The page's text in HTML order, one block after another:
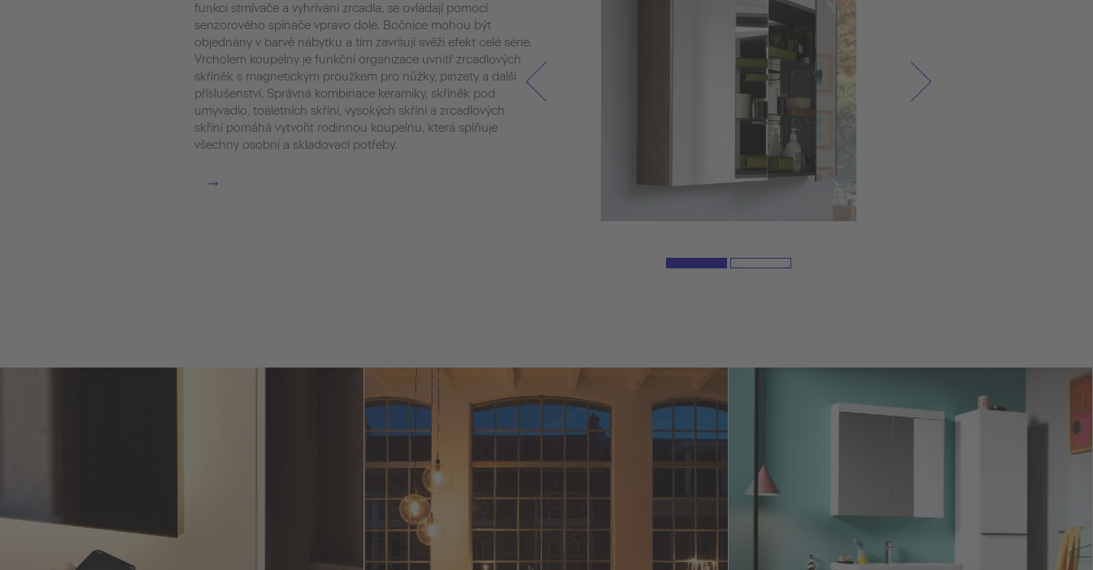
funkci stmívače a vyhrívání zrcadla, se ovládají pomocí
senzorového spínače vpravo dole. Bočnice mohou být
objednány v barvě nábytku a tím završují svěží efekt celé série.
Vrcholem koupelny je funkční organizace uvnitř zrcadlových
skříněk s magnetickým proužkem pro nůžky, pinzety a další
příslušenství. Správná kombinace keramiky, skříněk pod
umyvadlo, toaletních skříní, vysokých skříní a zrcadlových
skříní pomáhá vytvořit rodinnou koupelnu, která splňuje
všechny osobní a skladovací potřeby.